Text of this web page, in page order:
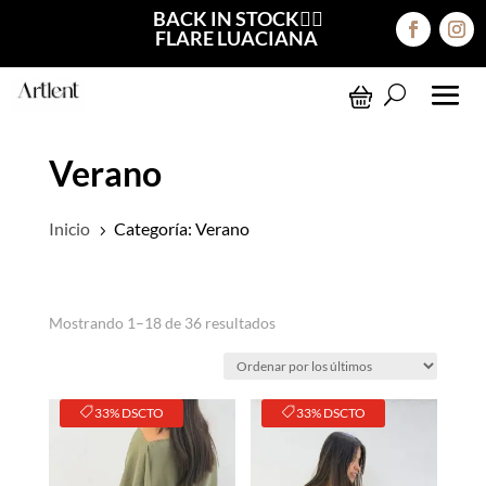
BACK IN STOCK❤️‍🔥
FLARE LUACIANA
Verano
Inicio 5 Categoría: Verano
Mostrando 1–18 de 36 resultadosOrdenado
últimos
33% DSCTO 33% DSCTO